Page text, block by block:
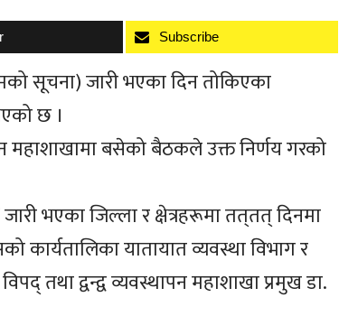
Subscribe
सूचना) जारी भएका दिन तोकिएका
छ ।
महाशाखामा बसेको बैठकले उक्त निर्णय गरको
भएका जिल्ला र क्षेत्रहरूमा तत्‌तत् दिनमा
कार्यतालिका यातायात व्यवस्था विभाग र
तथा द्वन्द्व व्यवस्थापन महाशाखा प्रमुख डा.